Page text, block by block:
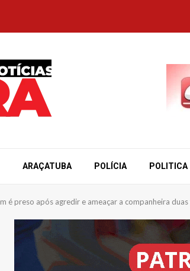
ARAÇATUBA POLÍCIA POLITICA
é preso após agredir e ameaçar a companheira